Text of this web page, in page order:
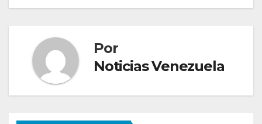
Por
Noticias Venezuela